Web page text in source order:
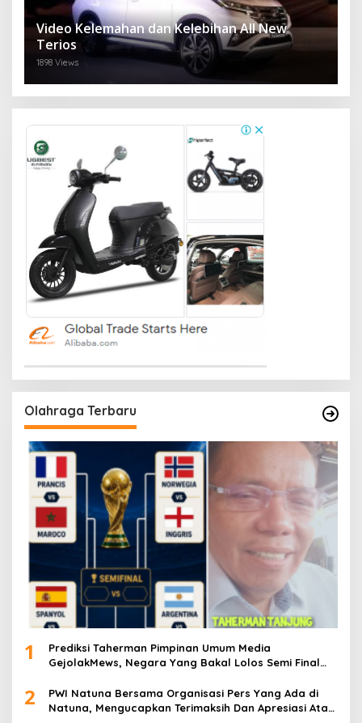
Video Kelemahan dan Kelebihan All New
Terios
1898 Views
Olahraga Terbaru
1
Prediksi Taherman Pimpinan Umum Media
GejolakMews, Negara Yang Bakal Lolos Semi Final
2
PWI Natuna Bersama Organisasi Pers Yang Ada di
Natuna, Mengucapkan Terimaksih Dan Apresiasi Atas